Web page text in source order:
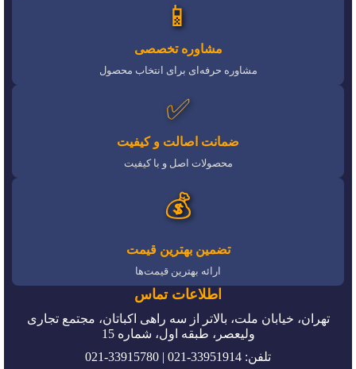
📱
مشاوره تخصصی
مشاوره حرفه‌ای برای انتخاب محصول
✅
ضمانت اصالت و کیفیت
محصولات اصل و با کیفیت
💰
تضمین بهترین قیمت
ارائه بهترین قیمت‌ها
اطلاعات تماس
تهران، خیابان ملت، بالاتر از سه راهی اکباتان، مجتمع تجاری
ولیعصر، طبقه اول، شماره 15
تلفن: 33951914-021 | 33915780-021